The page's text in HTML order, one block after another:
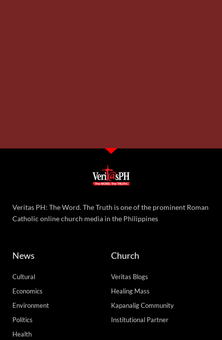
Veritas PH: The Word. The Truth is one of the prominent Roman
Catholic online church media in the Philippines
News
Cultural
Economics
Environment
Politics
Health
Church
Veritas Blogs
Healing Mass
Kapanalig Community
Institutional Partner